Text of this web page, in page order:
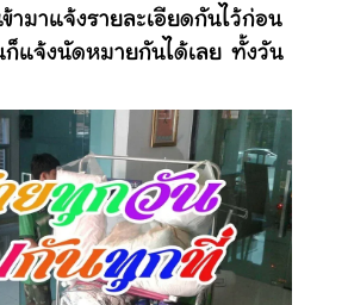
ามาแจ้งรายละเอียดกันไว้ก่อน
ก็แจ้งนัดหมายกันได้เลย ทั้งวัน